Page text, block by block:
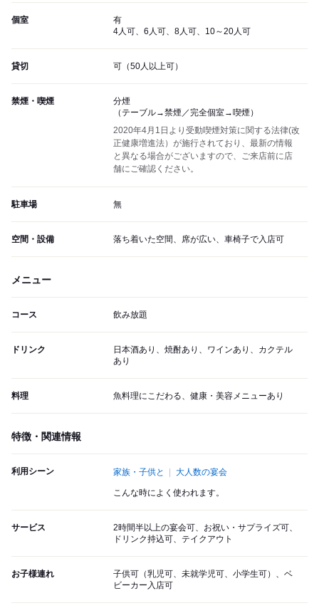
個室
有
4人可、6人可、8人可、10～20人可
貸切 可（50人以上可）
禁煙・喫煙
分煙
（テーブル→禁煙／完全個室→喫煙）
2020年4月1日より受動喫煙対策に関する法律(改
正健康増進法）が施行されており、最新の情報
と異なる場合がございますので、ご来店前に店
舗にご確認ください。
駐車場 無
空間・設備 落ち着いた空間、席が広い、車椅子で入店可
メニュー
コース 飲み放題
ドリンク
日本酒あり、焼酎あり、ワインあり、カクテル
あり
料理 魚料理にこだわる、健康・美容メニューあり
特徴・関連情報
利用シーン 家族・子供と 大人数の宴会
こんな時によく使われます。
サービス
2時間半以上の宴会可、お祝い・サプライズ可、
ドリンク持込可、テイクアウト
お子様連れ
子供可（乳児可、未就学児可、小学生可）、ベ
ビーカー入店可